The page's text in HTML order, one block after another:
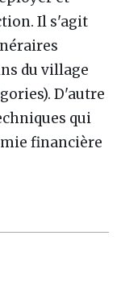
Il s'agit
du village
D'autre
qui
financière